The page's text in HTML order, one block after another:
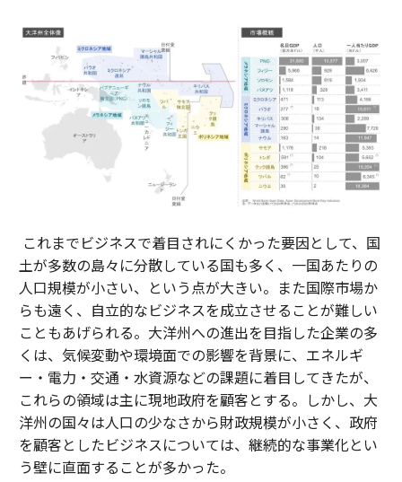
これまでビジネスで着目されにくかった要因として、国
土が多数の島々に分散している国も多く、一国あたりの
人口規模が小さい、という点が大きい。また国際市場か
らも遠く、自立的なビジネスを成立させることが難しい
こともあげられる。大洋州への進出を目指した企業の多
くは、気候変動や環境面での影響を背景に、エネルギ
ー・電力・交通・水資源などの課題に着目してきたが、
これらの領域は主に現地政府を顧客とする。しかし、大
洋州の国々は人口の少なさから財政規模が小さく、政府
を顧客としたビジネスについては、継続的な事業化とい
う壁に直面することが多かった。